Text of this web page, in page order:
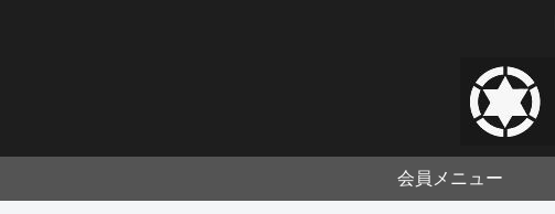
会員メニュー